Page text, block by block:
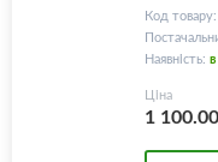
Код товару:
Наявність:
Ціна
1 100.00